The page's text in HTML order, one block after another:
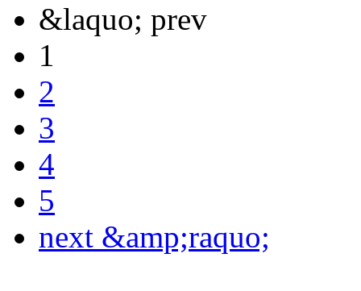
&laquo; prev
1
2
3
4
5
next &amp;raquo;